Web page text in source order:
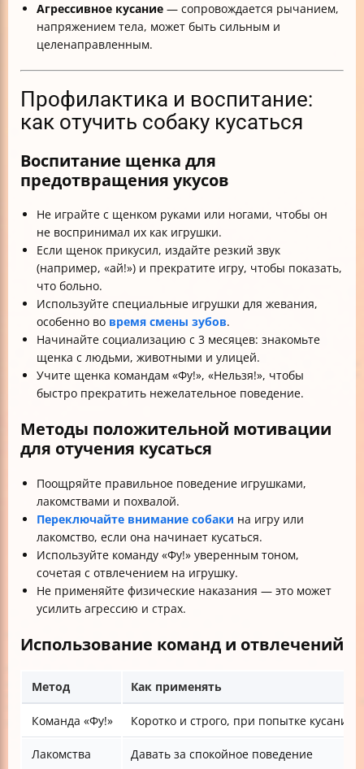
Агрессивное кусание — сопровождается рычанием,
напряжением тела, может быть сильным и
целенаправленным.
Профилактика и воспитание:
как отучить собаку кусаться
Воспитание щенка для
предотвращения укусов
Не играйте с щенком руками или ногами, чтобы он
не воспринимал их как игрушки.
Если щенок прикусил, издайте резкий звук
(например, «ай!») и прекратите игру, чтобы показать,
что больно.
Используйте специальные игрушки для жевания,
особенно во время смены зубов.
Начинайте социализацию с 3 месяцев: знакомьте
щенка с людьми, животными и улицей.
Учите щенка командам «Фу!», «Нельзя!», чтобы
быстро прекратить нежелательное поведение.
Методы положительной мотивации
для отучения кусаться
Поощряйте правильное поведение игрушками,
лакомствами и похвалой.
Переключайте внимание собаки на игру или
лакомство, если она начинает кусаться.
Используйте команду «Фу!» уверенным тоном,
сочетая с отвлечением на игрушку.
Не применяйте физические наказания — это может
усилить агрессию и страх.
Использование команд и отвлечений
Метод Как применять
Команда «Фу!» Коротко и строго, при попытке кусания
Лакомства Давать за спокойное поведение